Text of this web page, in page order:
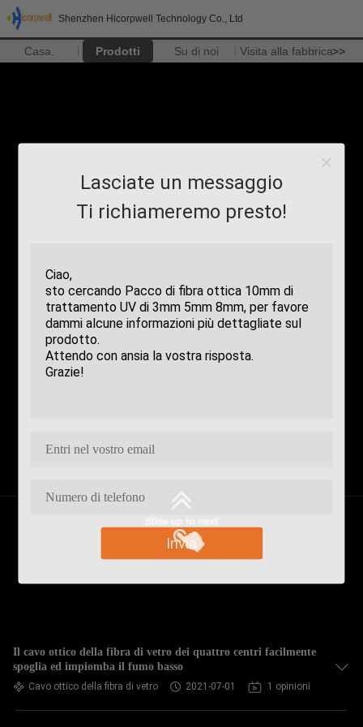
Shenzhen Hicorpwell Technology Co., Ltd
Casa. Prodotti Su di noi Visita alla fabbrica>>
Lasciate un messaggio
Ti richiameremo presto!
Invia
Il cavo ottico della fibra di vetro dei quattro centri facilmente
spoglia ed impiomba il fumo basso
Cavo ottico della fibra di vetro 2021-07-01 1 opinioni